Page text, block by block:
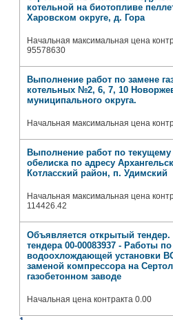
котельной на биотопливе
Харовском округе, д. Гора
Начальная максимальная цена
95578630
Выполнение работ по замене
котельных №2, 6, 7, 10
муниципального округа.
Начальная максимальная цена
Выполнение работ по
обелиска по адресу
Котласский район, п. Удимский
Начальная максимальная цена
114426.42
Объявляется открытый тендер.
тендера 00-00083937 - Работы
водоохлождающей установки
заменой компрессора на
газобетонном заводе
Начальная цена контракта 0.00